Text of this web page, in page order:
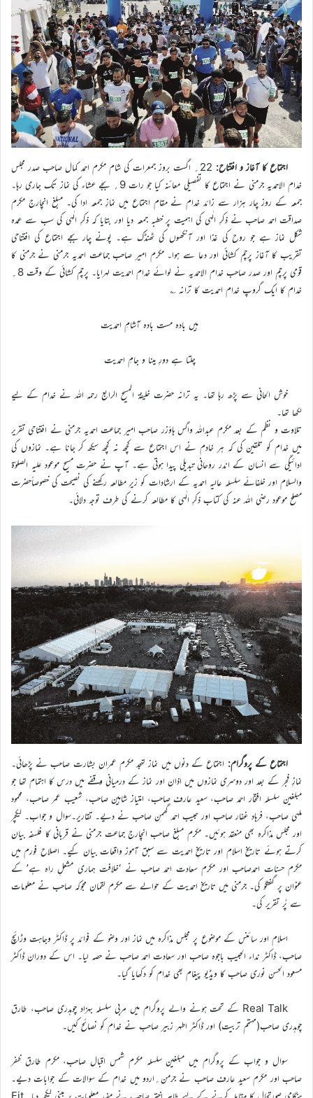
اجتماع کا آغاز و افتتاح:
22؍ اگست بروز جمعرات کی شام مکرم احمد کمال صاحب صدر مجلس
خدام الاحمدیہ جرمنی نے اجتماع کا تفصیلی معائنہ کیا جو رات 9؍ بجے عشاء کی نماز تک جاری رہا۔
جمعہ کے روز چار ہزار سے زائد خدام نے مقام اجتماع میں نمازِ جمعہ ادا کی۔ مبلغ انچارج مکرم
صداقت احمد صاحب نے ذکرِ الٰہی کی اہمیت پر خطبہ جمعہ دیا اور بتایا کہ ذکرِ الٰہی کی سب سے عمدہ
شکل نماز ہے جو روح کی غذا اور آنکھوں کی ٹھنڈک ہے۔ پونے چار بجے اجتماع کی افتتاحی
تقریب کا آغاز پرچم کشائی اور دعا سے ہوا۔ مکرم امیر صاحب جماعت احمدیہ جرمنی نے جرمنی کا
قومی پرچم اور صدر صاحب خدام الاحمدیہ نے لوائے خدام احمدیت لہرایا۔ پرچم کشائی کے وقت 8؍
خدام کا ایک گروپ خدام احمدیت کا ترانہ ؎
ہیں بادہ مست بادہ آشامِ احمدیت
چلتا ہے دورِ مینا و جامِ احمدیت
خوش الحانی سے پڑھ رہا تھا۔ یہ ترانہ حضرت خلیفۃ المسیح الرابع رحمہ اللہ نے خدام کے لیے
لکھا تھا۔
تلاوت و نظم کے بعد مکرم عبداللہ واگس ہاؤزر صاحب امیر جماعت احمدیہ جرمنی نے افتتاحی تقریر
میں خدام کو تلقین کی کہ ہر خادم نے اس اجتماع سے کچھ نہ کچھ سیکھ کر جانا ہے۔ نمازوں کی
ادائیگی سے انسان کے اندر روحانی تبدیلی پیدا ہوتی ہے۔ آپ نے حضرت مسیح موعود علیہ الصلوٰۃ
والسلام اور خلفائے سلسلہ عالیہ احمدیہ کے ارشادات کو زیرِ مطالعہ رکھنے کی نصیحت کی خصوصاًحضرت
مصلح موعود رضی اللہ عنہ کی کتاب ذکرِ الٰہی کا مطالعہ کرنے کی طرف توجہ دلائی۔
اجتماع کے پروگرام: اجتماع کے دنوں میں نماز تہجد مکرم عمران بشارت صاحب نے پڑھائی۔
نمازِ فجر کے بعد اور دوسری نمازوں میں اذان اور نماز کے درمیانی وقفے میں درس کا اہتمام تھا جو
مبلغین سلسلہ افتخار احمد صاحب، سعید عارف صاحب، امتیاز شاہین صاحب، شعیب عمر صاحب، محمود
ملہی صاحب، فرہاد غفار صاحب اور حبیب احمد گھمن صاحب نے دیے۔ تقاریر۔سوال و جواب۔ لیکچر
اور مجلس مذاکرہ بھی منعقد ہوئیں۔ مکرم مبلغ صاحب انچارج جماعت جرمنی نے قربانی کا فلسفہ بیان
کرتے ہوئے تاریخ اسلام اور تاریخِ احمدیت سے سبق آموز واقعات بیان کیے۔ اصلاح فورم میں
مکرم حسنات احمدصاحب اور مکرم سعادت احمد صاحب نے ‘خلافت ہماری مشعلِ راہ ہے’ کے
عنوان پر گفتگو کی۔ جرمنی میں تاریخ احمدیت کے حوالے سے مکرم لقمان مجوکہ صاحب نے معلومات
سے پُر تقریر کی۔
اسلام اور سائنس کے موضوع پر مجلس مذاکرہ میں نماز اور وضو کے فوائد پر ڈاکٹر وجاہت وڑائچ
صاحب، ڈاکٹر نداء الحبیب باجوہ صاحب اور سعادت احمد صاحب نے حصہ لیا۔ اس کے دوران ڈاکٹر
مسعود الحسن نوری صاحب کا ویڈیو پیغام بھی خدام کو دکھایا گیا۔
Real Talk کے تحت ہونے والے پروگرام میں مربی سلسلہ بہزاد چوہدری صاحب، طارق
چوہدری صاحب(مہتمم تربیت) اور ڈاکٹر اطہر زبیر صاحب نے خدام کو نصائح کیں۔
سوال و جواب کے پروگرام میں مبلغین سلسلہ مکرم شمس اقبال صاحب، مکرم طارق ظفر
صاحب اور مکرم سعید عارف صاحب نے جرمن؍اردو میں خدام کے سوالات کے جوابات دیے۔